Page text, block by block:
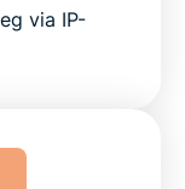
via IP-